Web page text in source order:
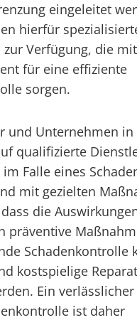
eingeleitet
hierfür
Verfügung, die
für eine effiziente
sorgen.
und Unternehmen in
qualifizierte
Falle eines
mit gezielten
die
präventive
Schadenkontrolle
kostspielige
Ein
ist daher